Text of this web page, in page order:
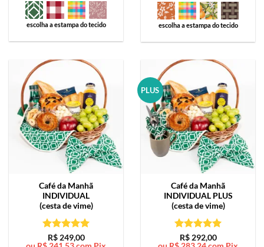
escolha a estampa do tecido escolha a estampa do tecido
Café da Manhã
INDIVIDUAL
(cesta de vime)
Avaliação5
R$249,00
PLUS
Café da Manhã
INDIVIDUAL PLUS
(cesta de vime)
Avaliação5
R$292,00